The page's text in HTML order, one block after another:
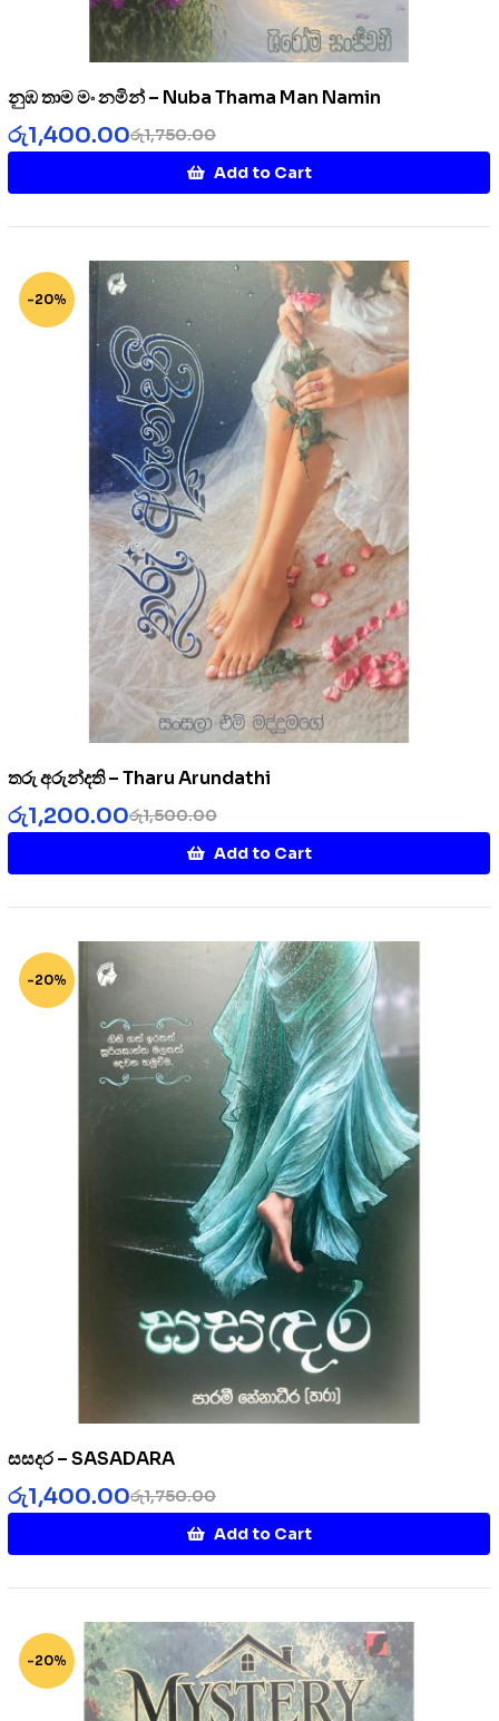
නුඹ තාම මං නමින් – Nuba Thama Man Namin
රු1,750.00
රු1,400.00
Add to Cart
-20%
තරු අරුන්දති – Tharu Arundathi
රු1,500.00
රු1,200.00
Add to Cart
-20%
සසදර – SASADARA
රු1,750.00
රු1,400.00
Add to Cart
-20%